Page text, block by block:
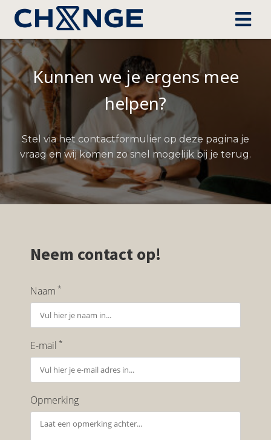
Kunnen we je ergens mee
helpen?
Stel via het contactformulier op deze pagina je
vraag en wij komen zo snel mogelijk bij je terug.
Neem contact op!
Naam *
E-mail *
Opmerking